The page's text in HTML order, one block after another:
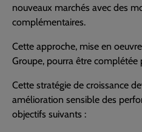
nouveaux marchés avec des
complémentaires.
Cette approche, mise en
Groupe, pourra être complétée
Cette stratégie de croissance
amélioration sensible des
objectifs suivants :